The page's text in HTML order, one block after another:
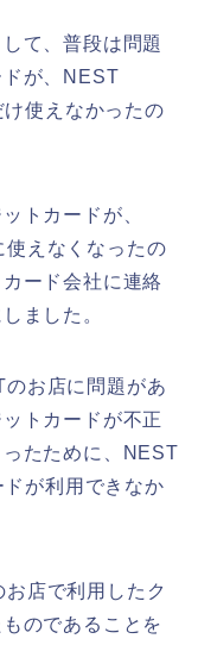
て、普段は問題
が、NEST
使えなかったの
トカードが、
えなくなったの
ード会社に連絡
ました。
お店に問題があ
トカードが不正
たために、NEST
が利用できなか
店で利用したク
のであることを